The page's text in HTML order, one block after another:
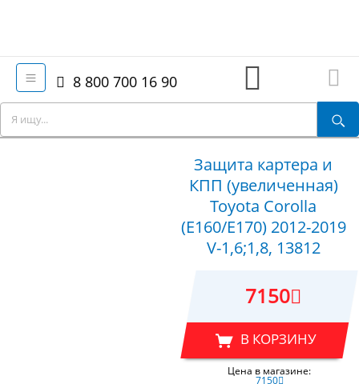
8 800 700 16 90
Защита картера и
КПП (увеличенная)
Toyota Corolla
(E160/E170) 2012-2019
V-1,6;1,8, 13812
7150
В КОРЗИНУ
Цена в магазине:
7150